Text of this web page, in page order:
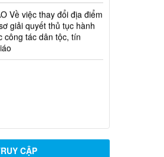
Về việc thay đổi địa điểm
giải quyết thủ tục hành
công tác dân tộc, tín
CẬP